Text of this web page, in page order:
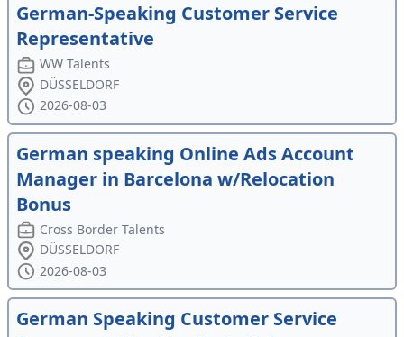
German-Speaking Customer Service
Representative
WW Talents
DÜSSELDORF
2026-08-03
German speaking Online Ads Account
Manager in Barcelona w/Relocation
Bonus
Cross Border Talents
DÜSSELDORF
2026-08-03
German Speaking Customer Service